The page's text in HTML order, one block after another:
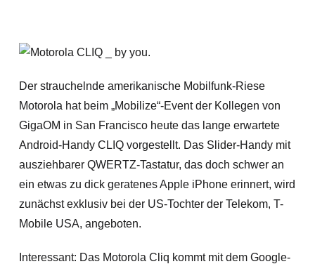
Der strauchelnde amerikanische Mobilfunk-Riese
Motorola hat beim „Mobilize“-Event der Kollegen von
GigaOM in San Francisco heute das lange erwartete
Android-Handy CLIQ vorgestellt. Das Slider-Handy mit
ausziehbarer QWERTZ-Tastatur, das doch schwer an
ein etwas zu dick geratenes Apple iPhone erinnert, wird
zunächst exklusiv bei der US-Tochter der Telekom, T-
Mobile USA, angeboten.
Interessant: Das Motorola Cliq kommt mit dem Google-